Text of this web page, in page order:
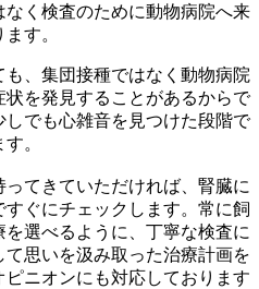
く検査のために動物病院へ来
す。
、集団接種ではなく動物病院
を発見することがあるからで
でも心雑音を見つけた段階で
。
てきていただければ、腎臓に
ぐにチェックします。常に飼
選べるように、丁寧な検査に
思いを汲み取った治療計画を
ニオンにも対応しております